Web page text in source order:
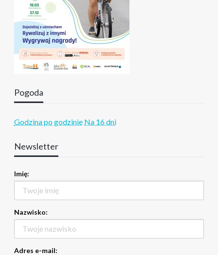
Pogoda
Godzina po godzinie Na 16 dni
Newsletter
Imię:
Nazwisko:
Adres e-mail: